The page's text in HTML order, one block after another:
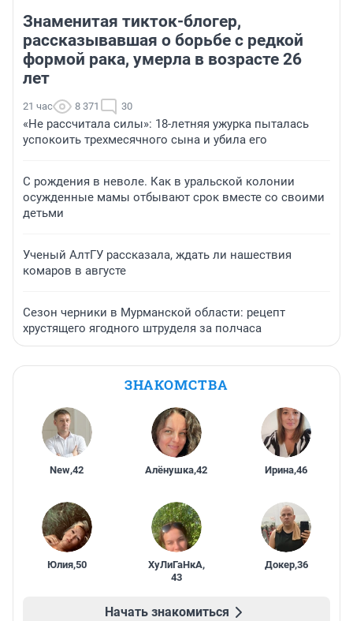
Знаменитая тикток-блогер,
рассказывавшая о борьбе с редкой
формой рака, умерла в возрасте 26
лет
21 час 8 371 30
«Не рассчитала силы»: 18-летняя ужурка пыталась
успокоить трехмесячного сына и убила его
С рождения в неволе. Как в уральской колонии
осужденные мамы отбывают срок вместе со своими
детьми
Ученый АлтГУ рассказала, ждать ли нашествия
комаров в августе
Сезон черники в Мурманской области: рецепт
хрустящего ягодного штруделя за полчаса
ЗНАКОМСТВА
New,42 Алёнушка,42 Ирина,46
Юлия,50 ХуЛиГаНкА,
43
Докер,36
Начать знакомиться